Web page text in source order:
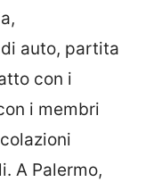
auto, partita
con i
i membri
A Palermo,